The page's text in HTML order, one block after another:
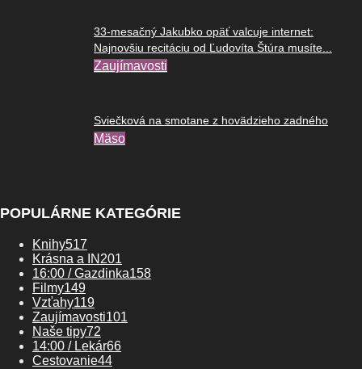
33-mesačný Jakubko opäť valcuje internet:
Najnovšiu recitáciu od Ľudovíta Štúra musíte...
Zaujímavosti
Sviečková na smotane z hovädzieho zadného
Mäso
POPULÁRNE KATEGÓRIE
Knihy517
Krásna a IN201
16:00 / Gazdinka158
Filmy149
Vzťahy119
Zaujímavosti101
Naše tipy72
14:00 / Lekár66
Cestovanie44